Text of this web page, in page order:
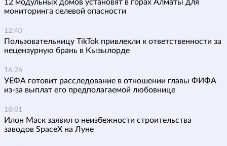
12 модульных домов установят в горах Алматы для
мониторинга селевой опасности
12:40
Пользовательницу TikTok привлекли к ответственности за
нецензурную брань в Кызылорде
16:26
УЕФА готовит расследование в отношении главы ФИФА
из-за выплат его предполагаемой любовнице
18:01
Илон Маск заявил о неизбежности строительства
заводов SpaceX на Луне